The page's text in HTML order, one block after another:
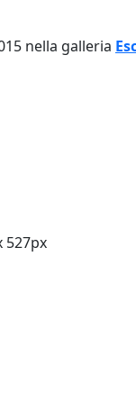
nella galleria
527px